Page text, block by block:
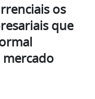
os
que